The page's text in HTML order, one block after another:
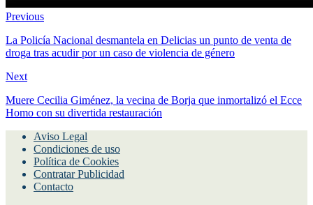
Previous
La Policía Nacional desmantela en Delicias un punto de venta de
droga tras acudir por un caso de violencia de género
Next
Muere Cecilia Giménez, la vecina de Borja que inmortalizó el Ecce
Homo con su divertida restauración
Aviso Legal
Condiciones de uso
Política de Cookies
Contratar Publicidad
Contacto